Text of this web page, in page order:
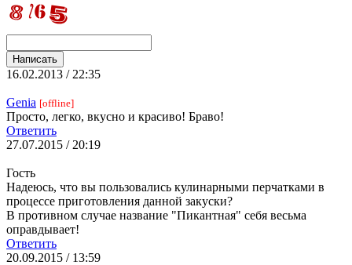
16.02.2013 / 22:35
Genia [offline]
Просто, легко, вкусно и красиво! Браво!
Ответить
27.07.2015 / 20:19
Гость
Надеюсь, что вы пользовались кулинарными перчатками в
процессе приготовления данной закуски?
В противном случае название "Пикантная" себя весьма
оправдывает!
Ответить
20.09.2015 / 13:59